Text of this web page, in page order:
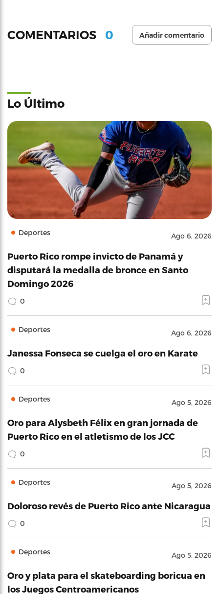
COMENTARIOS 0 Añadir comentario
Lo Último
Deportes Ago 6, 2026
Puerto Rico rompe invicto de Panamá y
disputará la medalla de bronce en Santo
Domingo 2026
0
Deportes Ago 6, 2026
Janessa Fonseca se cuelga el oro en Karate
0
Deportes Ago 5, 2026
Oro para Alysbeth Félix en gran jornada de
Puerto Rico en el atletismo de los JCC
0
Deportes Ago 5, 2026
Doloroso revés de Puerto Rico ante Nicaragua
0
Deportes Ago 5, 2026
Oro y plata para el skateboarding boricua en
los Juegos Centroamericanos